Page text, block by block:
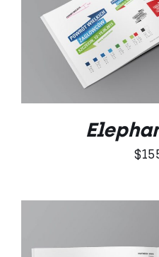
DODAJ DO
SZCZEGÓŁY
$